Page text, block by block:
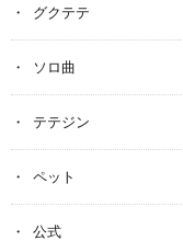
グクテテ
ソロ曲
テテジン
ペット
公式